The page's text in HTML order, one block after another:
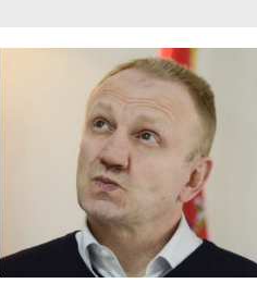
себе и других-ко данас води и
у Центру за социјални рад?...
и Јанг Фенг: систем који тера
институција ДЕЦЕМБАР 18, 2025